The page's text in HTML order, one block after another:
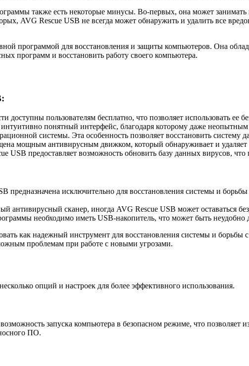
также есть некоторые минусы. Во-первых, она может
AVG Rescue USB не всегда может обнаружить и удалить все
программой для восстановления и защиты компьютеров. Она
программ и восстановить работу своего компьютера.
пользователям бесплатно, что позволяет использовать ее
понятный интерфейс, благодаря которому даже неопытным
системы. Эта особенность позволяет восстановить
мощным антивирусным движком, который обнаруживает и
USB предоставляет возможность обновить базу данных вирусов,
предназначена исключительно для восстановления системы и
антивирусный сканер, иногда AVG Rescue USB может оставаться
необходимо иметь USB-накопитель, что может быть неудобно
как надежный инструмент для восстановления системы и
проблемам при работе с новыми угрозами.
опций и настроек для более эффективного использования.
запуска компьютера в безопасном режиме, что
ПО.